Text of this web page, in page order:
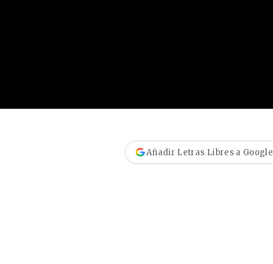
Añadir Letras Libres a Google
EDICIÓN MÉXICO
N° 332 / Agosto 2026